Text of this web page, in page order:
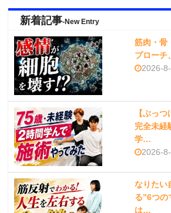
新着記事-New Entry
筋肉・
プローチ
2026-
【ぶっ
完全未経
学…
2026-
なりたい
る”6つの
は…